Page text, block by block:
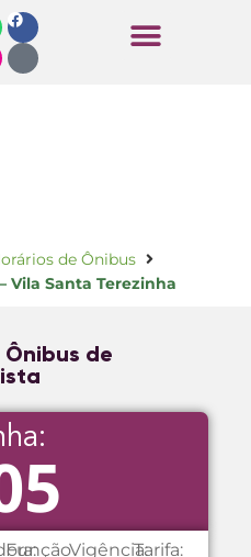
de Ônibus
Vila Santa Terezinha
de
FunçãoVigência:Tarifa: